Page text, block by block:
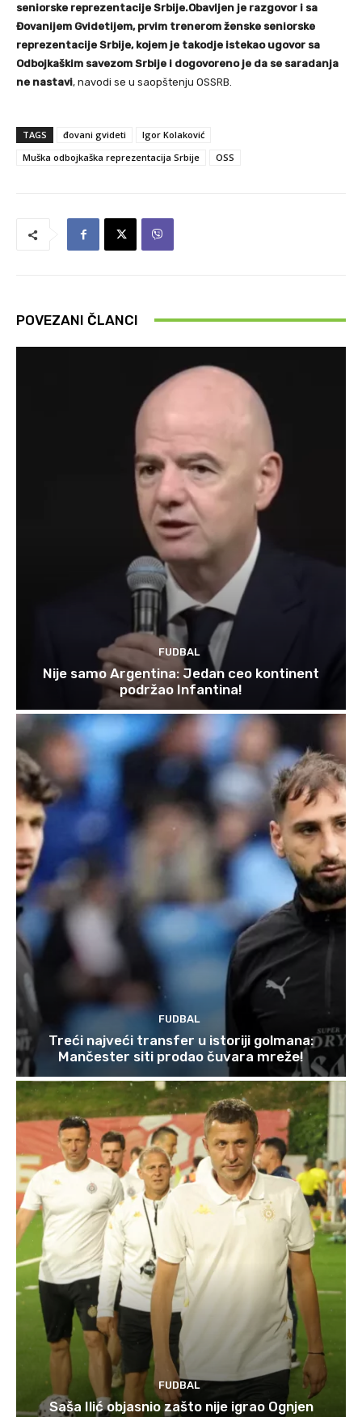
seniorske reprezentacije Srbije.Obavljen je razgovor i sa
Đovanijem Gvidetijem, prvim trenerom ženske seniorske
reprezentacije Srbije, kojem je takodje istekao ugovor sa
Odbojkaškim savezom Srbije i dogovoreno je da se saradanja
ne nastavi, navodi se u saopštenju OSSRB.
TAGS đovani gvideti
Igor Kolaković
Muška odbojkaška reprezentacija Srbije
OSS
POVEZANI ČLANCI
FUDBAL
Nije samo Argentina: Jedan ceo kontinent
podržao Infantina!
FUDBAL
Treći najveći transfer u istoriji golmana:
Mančester siti prodao čuvara mreže!
FUDBAL
Saša Ilić objasnio zašto nije igrao Ognjen